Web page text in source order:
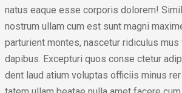
natus eaque esse corporis dolorem!
nostrum ullam cum est sunt magni
parturient montes, nascetur ridiculus
dapibus. Excepturi quos conse ctetur
dent laud atium voluptas officiis minus